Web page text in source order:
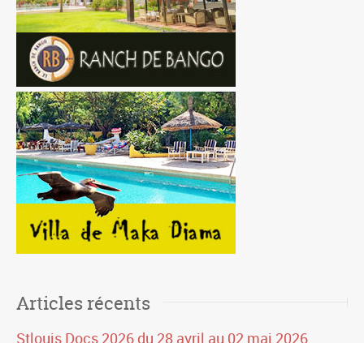
Articles récents
Stlouis Docs 2026 du 28 avril au 02 mai 2026